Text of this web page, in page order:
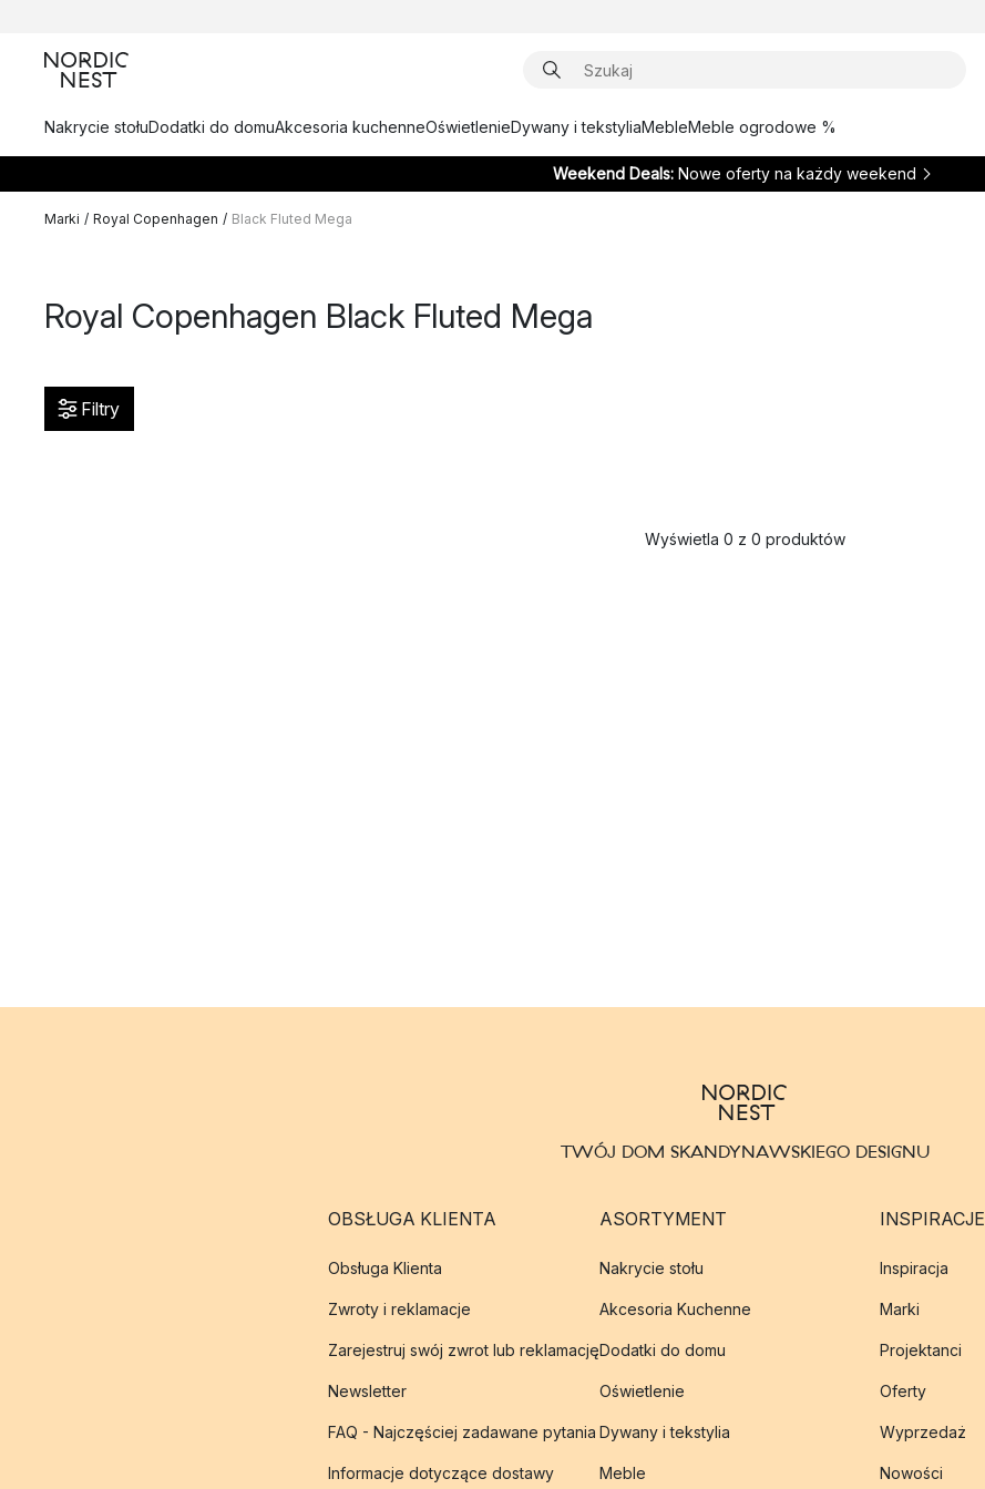
Nakrycie stołuDodatki do domuAkcesoria kuchenneOświetlenieDywany i tekstyliaMebleMeble ogrodowe %
Weekend Deals: Nowe oferty na każdy weekend
Marki / Royal Copenhagen / Black Fluted Mega
Royal Copenhagen Black Fluted Mega
Filtry
Wyświetla 0 z 0 produktów
TWÓJ DOM SKANDYNAWSKIEGO DESIGNU
OBSŁUGA KLIENTA
Obsługa Klienta
Zwroty i reklamacje
Zarejestruj swój zwrot lub reklamację
Newsletter
FAQ - Najczęściej zadawane pytania
Informacje dotyczące dostawy
ASORTYMENT
Nakrycie stołu
Akcesoria Kuchenne
Dodatki do domu
Oświetlenie
Dywany i tekstylia
Meble
INSPIRACJE
Inspiracja
Marki
Projektanci
Oferty
Wyprzedaż
Nowości